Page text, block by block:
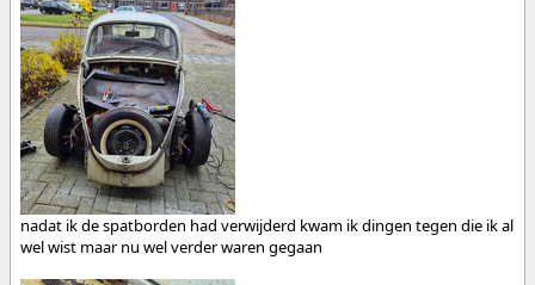
nadat ik de spatborden had verwijderd kwam ik dingen tegen die ik al
wel wist maar nu wel verder waren gegaan